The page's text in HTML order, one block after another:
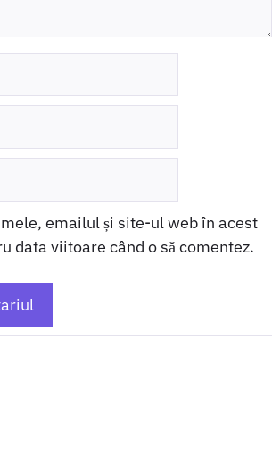
emailul și site-ul web în acest
data viitoare când o să comentez.